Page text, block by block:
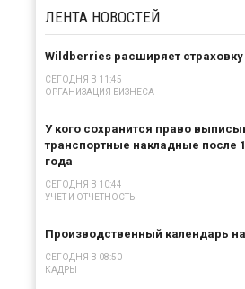
ЛЕНТА НОВОСТЕЙ
Wildberries расширяет
СЕГОДНЯ В 11:45
ОРГАНИЗАЦИЯ БИЗНЕСА
У кого сохранится право
транспортные накладные после
года
СЕГОДНЯ В 10:44
УЧЕТ И ОТЧЕТНОСТЬ
Производственный календарь на
СЕГОДНЯ В 08:50
КАДРЫ